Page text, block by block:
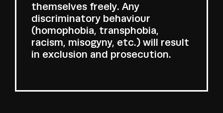
themselves freely. Any
discriminatory behaviour
(homophobia, transphobia,
racism, misogyny, etc.) will result
in exclusion and prosecution.